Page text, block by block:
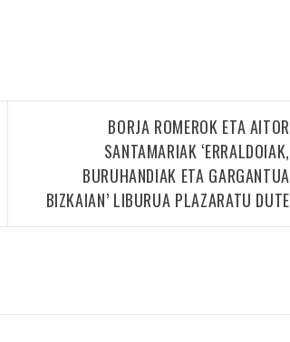
BORJA ROMEROK ETA AITOR
SANTAMARIAK ‘ERRALDOIAK,
BURUHANDIAK ETA GARGANTUA
BIZKAIAN’ LIBURUA PLAZARATU DUTE